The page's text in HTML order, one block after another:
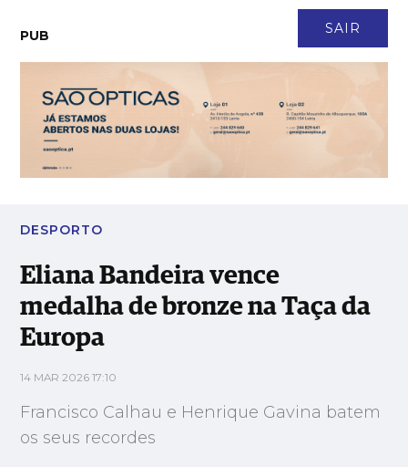
SAIR
PUB
Eliana Bandeira vence medalha de bronze na Taça da Europa
DESPORTO
Eliana Bandeira vence
medalha de bronze na Taça da
Europa
14 MAR 2026 17:10
Francisco Calhau e Henrique Gavina batem
os seus recordes